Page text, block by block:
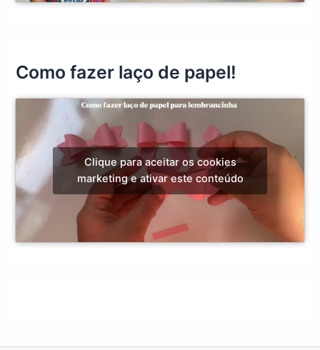
Como fazer laço de papel!
Clique para aceitar os cookies
marketing e ativar este conteúdo